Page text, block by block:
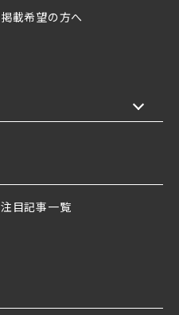
掲載希望の方へ
注目記事一覧